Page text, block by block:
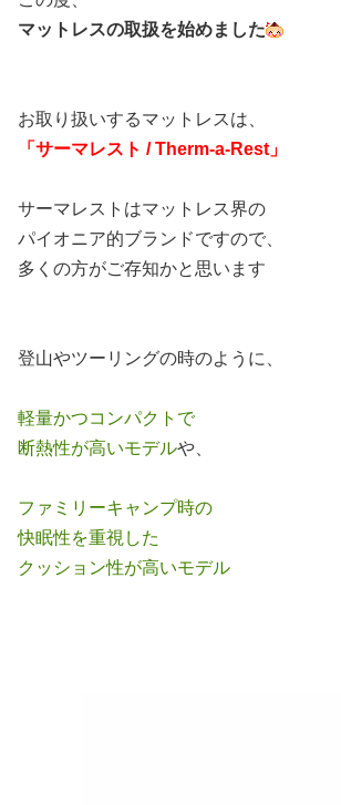
マットレスの取扱を始めました
お取り扱いするマットレスは、
「サーマレスト / Therm-a-Rest」
サーマレストはマットレス界の
パイオニア的ブランドですので、
多くの方がご存知かと思います
登山やツーリングの時のように、
軽量かつコンパクトで
断熱性が高いモデルや、
ファミリーキャンプ時の
快眠性を重視した
クッション性が高いモデル